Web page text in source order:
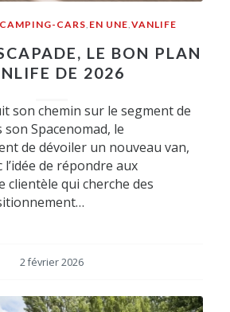
CAMPING-CARS EN UNE ,VANLIFE
LE BON PLAN
DE 2026
son chemin sur le segment de
son Spacenomad, le
de dévoiler un nouveau van,
l’idée de répondre aux
clientèle qui cherche des
2 février 2026